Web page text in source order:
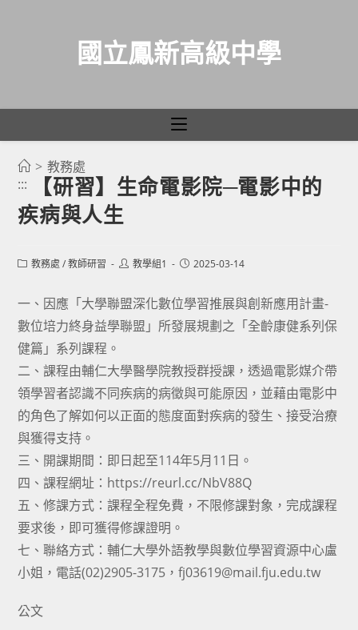
國立鳳新高級中學
> 教務處
:::
【研習】生命電影院─電影中的
疾病與人生
Post教務處 / 教師研習
Post教學組1
Post2025-03-14
一、因應「大學聯盟深化數位學習推展與創新應用計畫-
數位培力終身益學聯盟」所發展規劃之「全齡康健系列保
健篇」系列課程。
二、課程由輔仁大學醫學院教授群授課，透過電影媒介帶
領學習者認識不同疾病的病徵與可能原因，並藉由電影中
的角色了解如何以正面的態度面對疾病的發生、接受治療
與獲得支持。
三、開課期間：即日起至114年5月11日。
四、課程網址：https://reurl.cc/NbV88Q
五、修課方式：課程全程免費，不限修課對象，完成課程
要求後，即可獲得修課證明。
七、聯絡方式：輔仁大學外語教學與數位學習資源中心盧
小姐，電話(02)2905-3175，fj03619@mail.fju.edu.tw
公文